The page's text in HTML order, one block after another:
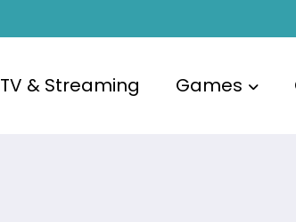
TV & Streaming Games